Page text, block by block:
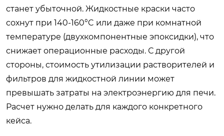
станет убыточной. Жидкостные краски часто
сохнут при 140-160°C или даже при комнатной
температуре (двухкомпонентные эпоксидки), что
снижает операционные расходы. С другой
стороны, стоимость утилизации растворителей и
фильтров для жидкостной линии может
превышать затраты на электроэнергию для печи.
Расчет нужно делать для каждого конкретного
кейса.